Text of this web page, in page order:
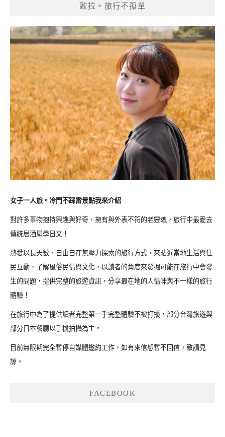
歐拉。旅行不孤單
女子一人旅。冷門不踩雷景點我來介紹
對許多事物抱持興趣與好奇，擁有與外表不符的老靈魂，旅行中最愛去
傳統居酒屋學日文！
熱愛以長天數、自由自在無壓力探索的旅行方式，來貼近當地生活與住
民互動，了解風俗民情與文化，以讀者的角度來發掘可能在旅行中會發
生的問題，提供完整的旅遊資訊，分享最在地的人情味與不一樣的旅行
體驗！
在旅行中為了提供讀者完整第一手完整體驗不被打擾，部分台灣旅遊與
部分日本餐廳以手機拍攝為主。
目前無限期完全暫停自媒體邀約工作，如有來信恕暫不回信，敬請見
諒。
FACEBOOK